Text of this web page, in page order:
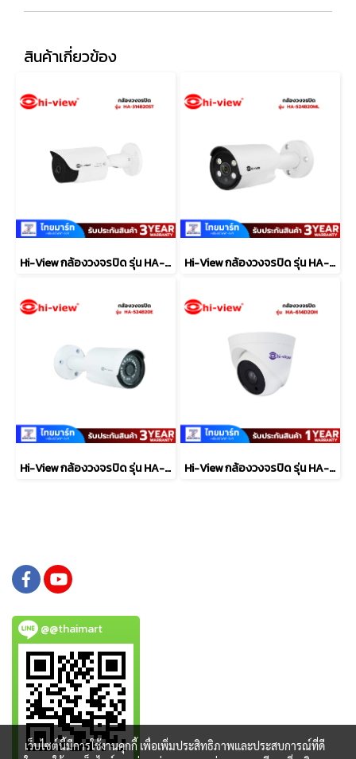
สินค้าเกี่ยวข้อง
Hi-View กล้องวงจรปิด รุ่น HA-314B20ST Hi-View กล้องวงจรปิด รุ่น HA-524B20ML
Hi-View กล้องวงจรปิด รุ่น HA-524B20E Hi-View กล้องวงจรปิด รุ่น HA-614D20H
@@thaimart
เว็บไซต์นี้มีการใช้งานคุกกี้ เพื่อเพิ่มประสิทธิภาพและประสบการณ์ที่ดี